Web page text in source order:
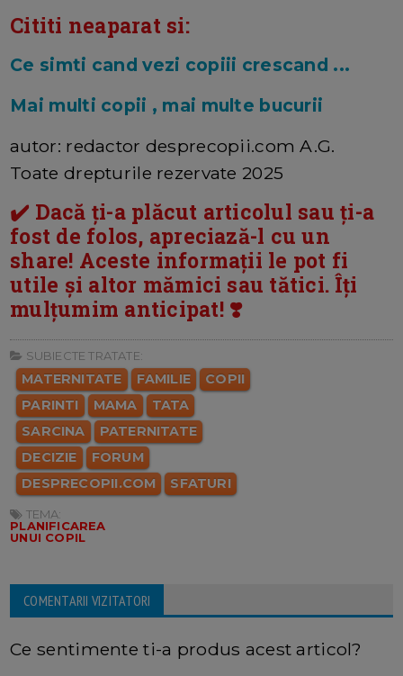
Cititi neaparat si:
Ce simti cand vezi copiii crescand ...
Mai multi copii , mai multe bucurii
autor: redactor desprecopii.com A.G.
Toate drepturile rezervate 2025
✔️ Dacă ți-a plăcut articolul sau ți-a
fost de folos, apreciază-l cu un
share! Aceste informații le pot fi
utile și altor mămici sau tătici. Îți
mulțumim anticipat! ❣️
SUBIECTE TRATATE:
MATERNITATE FAMILIE
COPII
PARINTI
MAMA
TATA
SARCINA
PATERNITATE
DECIZIE
FORUM
DESPRECOPII.COM
SFATURI
TEMA:
PLANIFICAREA
UNUI COPIL
COMENTARII VIZITATORI
Ce sentimente ti-a produs acest articol?